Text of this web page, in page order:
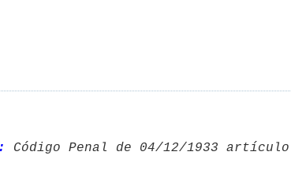
Código Penal de 04/12/1933 artículo